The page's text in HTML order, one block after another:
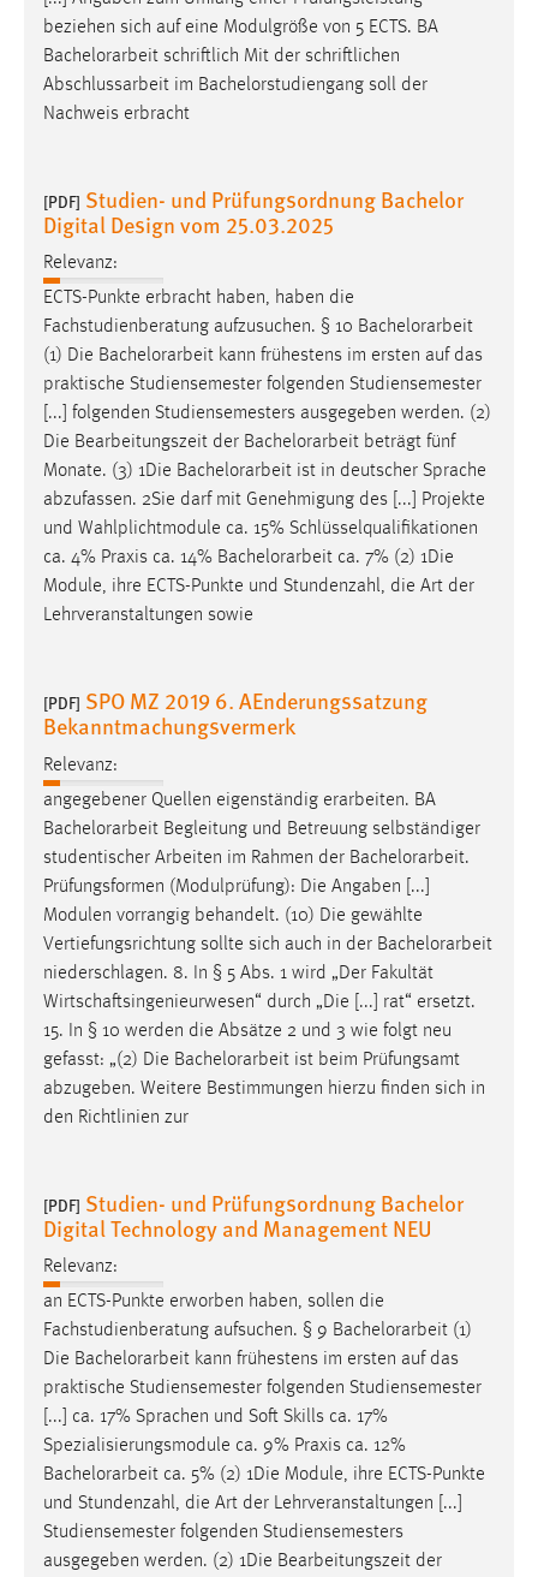
beziehen sich auf eine Modulgröße von 5 ECTS. BA
Bachelorarbeit schriftlich Mit der schriftlichen
Abschlussarbeit im Bachelorstudiengang soll der
Nachweis erbracht
[PDF] Studien- und Prüfungsordnung Bachelor
Digital Design vom 25.03.2025
Relevanz:
ECTS-Punkte erbracht haben, haben die
Fachstudienberatung aufzusuchen. § 10 Bachelorarbeit
(1) Die Bachelorarbeit kann frühestens im ersten auf das
praktische Studiensemester folgenden Studiensemester
[...] folgenden Studiensemesters ausgegeben werden. (2)
Die Bearbeitungszeit der Bachelorarbeit beträgt fünf
Monate. (3) 1Die Bachelorarbeit ist in deutscher Sprache
abzufassen. 2Sie darf mit Genehmigung des [...] Projekte
und Wahlplichtmodule ca. 15% Schlüsselqualifikationen
ca. 4% Praxis ca. 14% Bachelorarbeit ca. 7% (2) 1Die
Module, ihre ECTS-Punkte und Stundenzahl, die Art der
Lehrveranstaltungen sowie
[PDF] SPO MZ 2019 6. AEnderungssatzung
Bekanntmachungsvermerk
Relevanz:
angegebener Quellen eigenständig erarbeiten. BA
Bachelorarbeit Begleitung und Betreuung selbständiger
studentischer Arbeiten im Rahmen der Bachelorarbeit.
Prüfungsformen (Modulprüfung): Die Angaben [...]
Modulen vorrangig behandelt. (10) Die gewählte
Vertiefungsrichtung sollte sich auch in der Bachelorarbeit
niederschlagen. 8. In § 5 Abs. 1 wird „Der Fakultät
Wirtschaftsingenieurwesen“ durch „Die [...] rat“ ersetzt.
15. In § 10 werden die Absätze 2 und 3 wie folgt neu
gefasst: „(2) Die Bachelorarbeit ist beim Prüfungsamt
abzugeben. Weitere Bestimmungen hierzu finden sich in
den Richtlinien zur
[PDF] Studien- und Prüfungsordnung Bachelor
Digital Technology and Management NEU
Relevanz:
an ECTS-Punkte erworben haben, sollen die
Fachstudienberatung aufsuchen. § 9 Bachelorarbeit (1)
Die Bachelorarbeit kann frühestens im ersten auf das
praktische Studiensemester folgenden Studiensemester
[...] ca. 17% Sprachen und Soft Skills ca. 17%
Spezialisierungsmodule ca. 9% Praxis ca. 12%
Bachelorarbeit ca. 5% (2) 1Die Module, ihre ECTS-Punkte
und Stundenzahl, die Art der Lehrveranstaltungen [...]
Studiensemester folgenden Studiensemesters
ausgegeben werden. (2) 1Die Bearbeitungszeit der